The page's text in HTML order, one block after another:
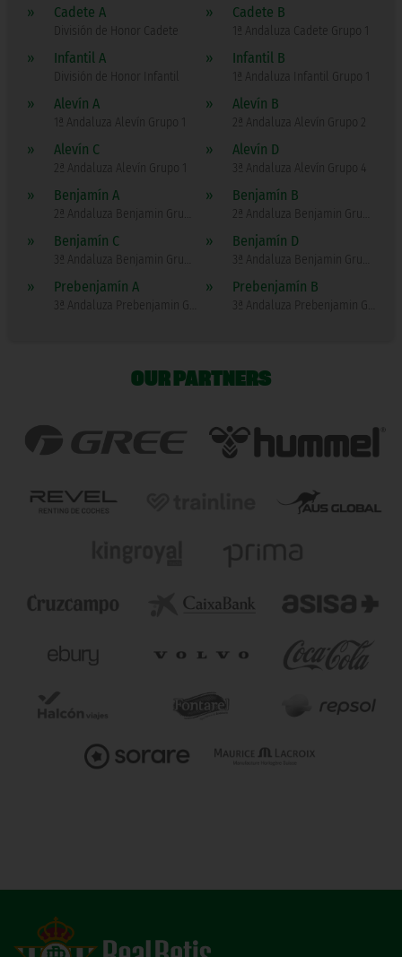
» Cadete A
División de Honor Cadete
» Cadete B
1ª Andaluza Cadete Grupo 1
» Infantil A
División de Honor Infantil
» Infantil B
1ª Andaluza Infantil Grupo 1
» Alevín A
1ª Andaluza Alevín Grupo 1
» Alevín B
2ª Andaluza Alevín Grupo 2
» Alevín C
2ª Andaluza Alevín Grupo 1
» Alevín D
3ª Andaluza Alevín Grupo 4
» Benjamín A
2ª Andaluza Benjamin Grupo 2
» Benjamín B
2ª Andaluza Benjamin Grupo 1
» Benjamín C
3ª Andaluza Benjamin Grupo 1
» Benjamín D
3ª Andaluza Benjamin Grupo 4
» Prebenjamín A
3ª Andaluza Prebenjamin Grupo 2
» Prebenjamín B
3ª Andaluza Prebenjamin Grupo 1
OUR PARTNERS